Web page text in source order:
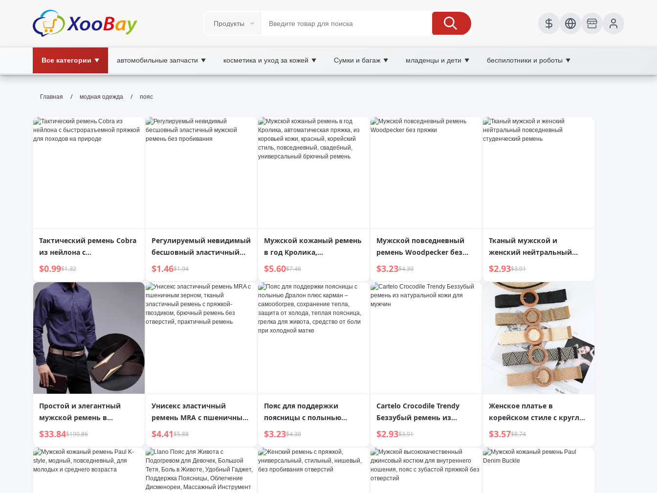
Все категории ▼ автомобильные запчасти ▼ косметика и уход за кожей ▼ Сумки и багаж ▼ младенцы и дети ▼ беспилотники и роботы ▼
пояс | XOOBAY B2B/B2C Marketplace
Качественный пояс для любого образа: стильный, удобный и долговечный.
Главная / модная одежда / пояс
Тактический ремень Cobra
из нейлона с
быстроразъемной
пряжкой для походов на
природе
$0.99$1.32
Регулируемый невидимый
бесшовный эластичный
мужской ремень без
пробивания
$1.46$1.94
Мужской кожаный ремень
в год Кролика,
автоматическая пряжка,
из коровьей кожи,
красный, корейский стиль,
повседневный, свадебный,
универсальный брючный
ремень
$5.60$7.46
Мужской повседневный
ремень Woodpecker без
пряжки
$3.23$4.30
Тканый мужской и
женский нейтральный
повседневный
студенческий ремень
$2.93$3.91
Простой и элегантный
мужской ремень в
корейском стиле с гладкой
пряжкой для среднего
возраста
$33.84$190.86
Унисекс эластичный
ремень MRA с пшеничным
зерном, тканый
эластичный ремень с
пряжкой-гвоздиком,
брючный ремень без
отверстий, практичный
ремень
$4.41$5.88
Пояс для поддержки
поясницы с полынью
Дралон плюс карман –
самообогрев, сохранение
тепла, защита от холода,
теплая поясница, грелка
$3.23$4.30
Cartelo Crocodile Trendy
Беззубый ремень из
натуральной кожи для
мужчин
$2.93$3.91
Женское платье в
корейском стиле с круглой
и квадратной пряжкой,
длинная рубашка, женский
декоративный ремень
$3.57$8.74